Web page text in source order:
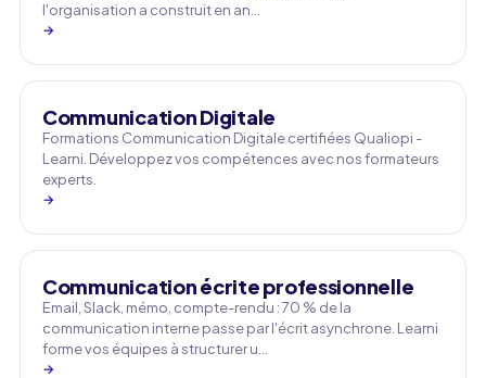
l'organisation a construit en an…
→
Communication Digitale
Formations Communication Digitale certifiées Qualiopi -
Learni. Développez vos compétences avec nos formateurs
experts.
→
Communication écrite professionnelle
Email, Slack, mémo, compte-rendu : 70 % de la
communication interne passe par l'écrit asynchrone. Learni
forme vos équipes à structurer u…
→